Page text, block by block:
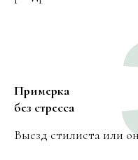
Примерка
без стресса
Выезд стилиста или